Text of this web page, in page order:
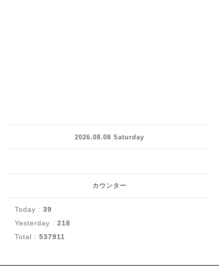
2026.08.08 Saturday
カウンター
Today : 39
Yesterday : 218
Total : 537911